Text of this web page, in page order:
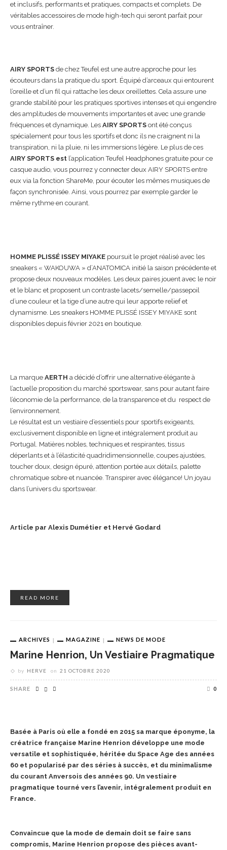
et inclusifs, performants et pratiques, compacts et complets. De
véritables accessoires de mode high-tech qui seront parfait pour
vous entraîner.
AIRY SPORTS de chez Teufel est une autre approche pour les
écouteurs dans la pratique du sport. Équipé d’arceaux qui entourent
l’oreille et d’un fil qui rattache les deux oreillettes. Cela assure une
grande stabilité pour les pratiques sportives intenses et qui engendre
des amplitudes de mouvements importantes et avec une grande
fréquences et dynamique. Les AIRY SPORTS ont été conçus
spécialement pour tous les sportifs et donc ils ne craignent ni la
transpiration, ni la pluie, ni les immersions légère. Le plus de ces
AIRY SPORTS est l’application Teufel Headphones gratuite pour ce
casque audio, vous pourrez y connecter deux AIRY SPORTS entre
eux via la fonction ShareMe, pour écouter les mêmes musiques de
façon synchronisée. Ainsi, vous pourrez par exemple garder le
même rythme en courant.
HOMME PLISSÉ ISSEY MIYAKE poursuit le projet réalisé avec les
sneakers « WAKOUWA » d’ANATOMICA initié la saison précédente et
propose deux nouveaux modèles. Les deux paires jouent avec le noir
et le blanc et proposent un contraste lacets/semelle/passepoil
d’une couleur et la tige d’une autre qui leur apporte relief et
dynamisme. Les sneakers HOMME PLISSÉ ISSEY MIYAKE sont
disponibles depuis février 2021 en boutique.
La marque AERTH a décidé d’offrir une alternative élégante à
l’actuelle proposition du marché sportswear, sans pour autant faire
l’économie de la performance, de la transparence et du respect de
l’environnement.
Le résultat est un vestiaire d’essentiels pour sportifs exigeants,
exclusivement disponible en ligne et intégralement produit au
Portugal. Matières nobles, techniques et respirantes, tissus
déperlants et à l’élasticité quadridimensionnelle, coupes ajustées,
toucher doux, design épuré, attention portée aux détails, palette
chromatique sobre et nuancée. Transpirer avec élégance! Un joyau
dans l’univers du sportswear.
Article par Alexis Dumétier et Hervé Godard
READ MORE
ARCHIVES MAGAZINE NEWS DE MODE
Marine Henrion, Un Vestiaire Pragmatique
by HERVE on 21 OCTOBRE 2020
SHARE 0
Basée à Paris où elle a fondé en 2015 sa marque éponyme, la
créatrice française Marine Henrion développe une mode
versatile et sophistiquée, héritée du Space Age des années
60 et popularisé par des séries à succès, et du minimalisme
du courant Anversois des années 90. Un vestiaire
pragmatique tourné vers l’avenir, intégralement produit en
France.
Convaincue que la mode de demain doit se faire sans
compromis, Marine Henrion propose des pièces avant-